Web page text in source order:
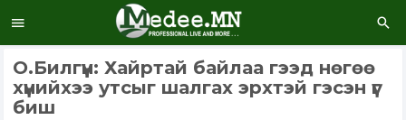
О.Билгүүн: Хайртай байлаа гээд нөгөө
хүнийхээ утсыг шалгах эрхтэй гэсэн үг
биш